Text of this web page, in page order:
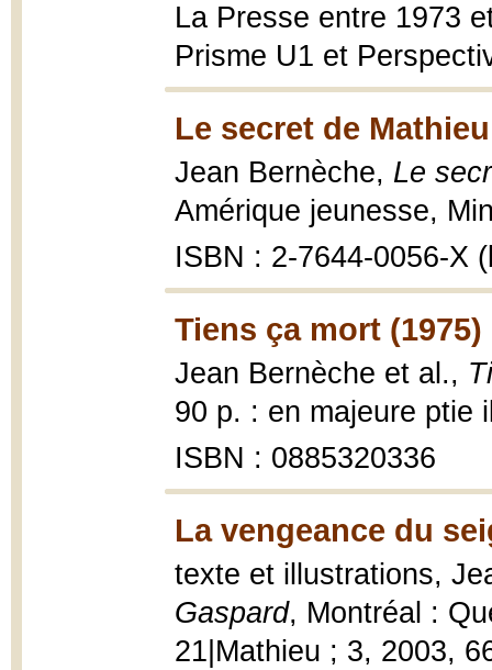
La Presse entre 1973
Prisme U1 et
Le secret de
Jean Bernèche, Le
Amérique jeunesse,
ISBN : 2-7644-0056-X
Tiens ça mort (1975)
Jean Bernèche et al.,
90 p. : en majeure ptie
ISBN : 0885320336
La vengeance du
texte et illustrations,
Gaspard, Montréal :
21|Mathieu ; 3, 2003,